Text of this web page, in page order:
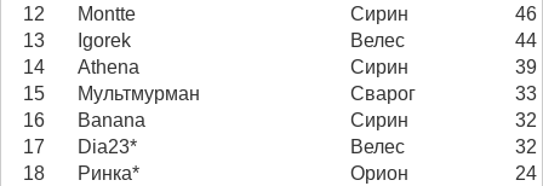
12
Montte Сирин
46
13
Igorek Велес
44
14
Athena Сирин
39
15
Мультмурман Сварог
33
16
Banana Сирин
32
17
Dia23* Велес
32
18
Ринка* Орион
24